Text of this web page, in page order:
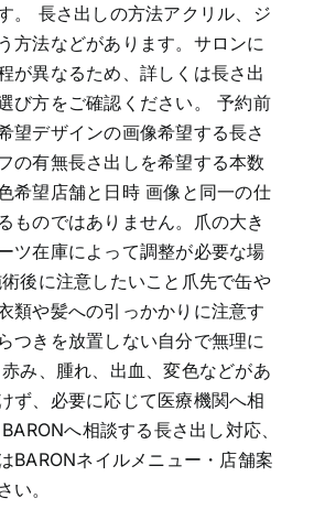
。 長さ出しの方法アクリル、ジ
方法などがあります。サロンに
が異なるため、詳しくは長さ出
び方をご確認ください。 予約前
望デザインの画像希望する長さ
の有無長さ出しを希望する本数
希望店舗と日時 画像と同一の仕
ものではありません。爪の大き
ツ在庫によって調整が必要な場
後に注意したいこと爪先で缶や
類や髪への引っかかりに注意す
つきを放置しない自分で無理に
み、腫れ、出血、変色などがあ
ず、必要に応じて医療機関へ相
へ相談する長さ出し対応、
BARONネイルメニュー・店舗案
い。